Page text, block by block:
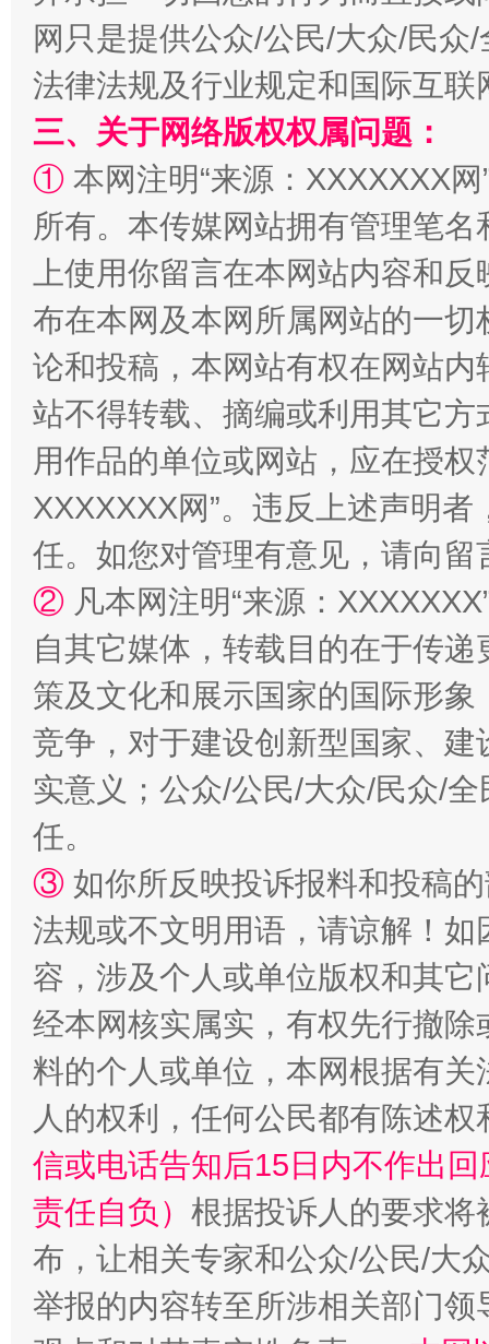
解纷+调解+退费，一次搞定
站台名比不上好声名
漫山遍野的桃花与雪山、麦地、白藏房 除
网只是提供公众/公民/大众/民
法律法规及行业规定和国际互
三、关于网络版权权属问题：
① 本网注明“来源：XXXXXXX
所有。本传媒网站拥有管理笔
上使用你留言在本网站内容和
布在本网及本网所属网站的一
论和投稿，本网站有权在网站
站不得转载、摘编或利用其它
用作品的单位或网站，应在授
XXXXXXX网”。违反上述声明
任。如您对管理有意见，请向
② 凡本网注明“来源：
自其它媒体，转载目的在于传
策及文化和展示国家的国际形
竞争，对于建设创新型国家、
实意义；公众/公民/大众/民众/
任。
③ 如你所反映投诉报料和投稿
法规或不文明用语，请谅解！
容，涉及个人或单位版权和其它
经本网核实属实，有权先行撤
料的个人或单位，本网根据有
人的权利，任何公民都有陈述
信或电话告知后15日内不作出
责任自负） 根据投诉人的要求将
布，让相关专家和公众/公民/大
举报的内容转至所涉相关部门